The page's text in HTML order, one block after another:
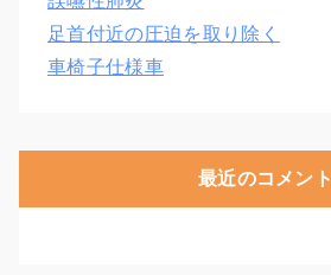
足首付近の圧迫を取り除く
車椅子仕様車
最近のコメント